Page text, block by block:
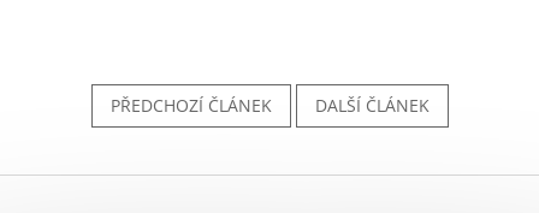
PŘEDCHOZÍ ČLÁNEK DALŠÍ ČLÁNEK
Z